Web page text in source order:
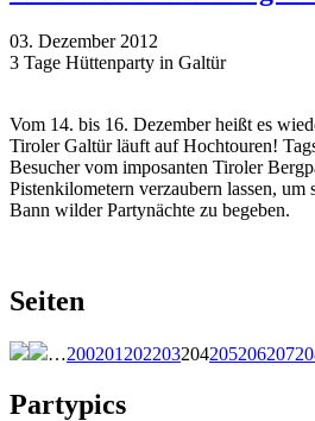
03. Dezember 2012
3 Tage Hüttenparty in Galtür
Vom 14. bis 16. Dezember heißt es
Tiroler Galtür läuft auf Hochtouren!
Besucher vom imposanten Tiroler
Pistenkilometern verzaubern lassen, um
Bann wilder Partynächte zu begeben.
Seiten
…200201 202203204205206207
Partypics